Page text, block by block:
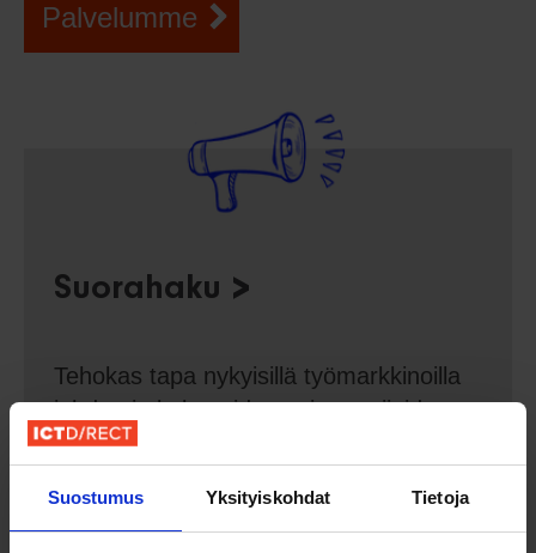
Suostumus Yksityiskohdat Tietoja
Palvelumme
Suorahaku
Tehokas tapa nykyisillä työmarkkinoilla
johdon ja kokeneiden asiantuntijoiden
rekrytointiin. Prosessimme on hioutunut
osaajien rekrytoinnin erityistarpeisiin,